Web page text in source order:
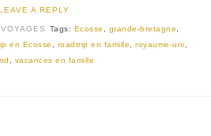
A REPLY
VOYAGES Tags: Ecosse grande-bretagne
en Ecosse roadtrip en famille ,royaume-uni
vacances en famille